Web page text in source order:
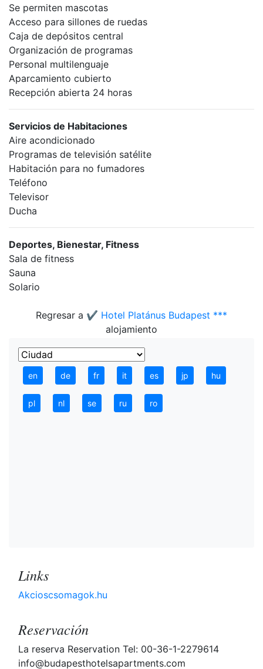
Se permiten mascotas
Acceso para sillones de ruedas
Caja de depósitos central
Organización de programas
Personal multilenguaje
Aparcamiento cubierto
Recepción abierta 24 horas
Servicios de Habitaciones
Aire acondicionado
Programas de televisión satélite
Habitación para no fumadores
Teléfono
Televisor
Ducha
Deportes, Bienestar, Fitness
Sala de fitness
Sauna
Solario
Regresar a ✔️ Hotel Platánus Budapest ***
alojamiento
en de fr it es jp hu
pl nl se ru ro
Links
Akcioscsomagok.hu
Reservación
La reserva Reservation Tel: 00-36-1-2279614
info@budapesthotelsapartments.com